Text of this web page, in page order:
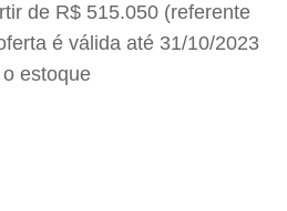
de R$ 515.050 (referente
é válida até 31/10/2023
estoque